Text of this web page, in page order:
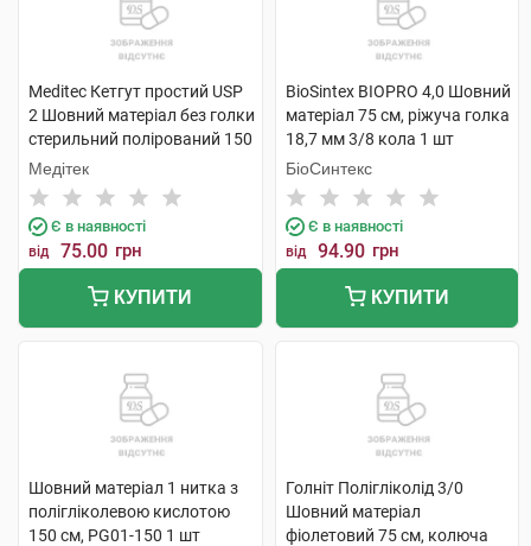
Meditec Кетгут простий USP
2 Шовний матеріал без голки
стерильний полірований 150
см KG-02186 1 шт
Медітек
Є в наявності
від 75.00 грн
КУПИТИ
BioSintex BIOPRO 4,0 Шовний
матеріал 75 см, ріжуча голка
18,7 мм 3/8 кола 1 шт
БіоСинтекс
Є в наявності
від 94.90 грн
КУПИТИ
Шовний матеріал 1 нитка з
полігліколевою кислотою
150 см, PG01-150 1 шт
Голніт Полігліколід 3/0
Шовний матеріал
фіолетовий 75 см, колюча